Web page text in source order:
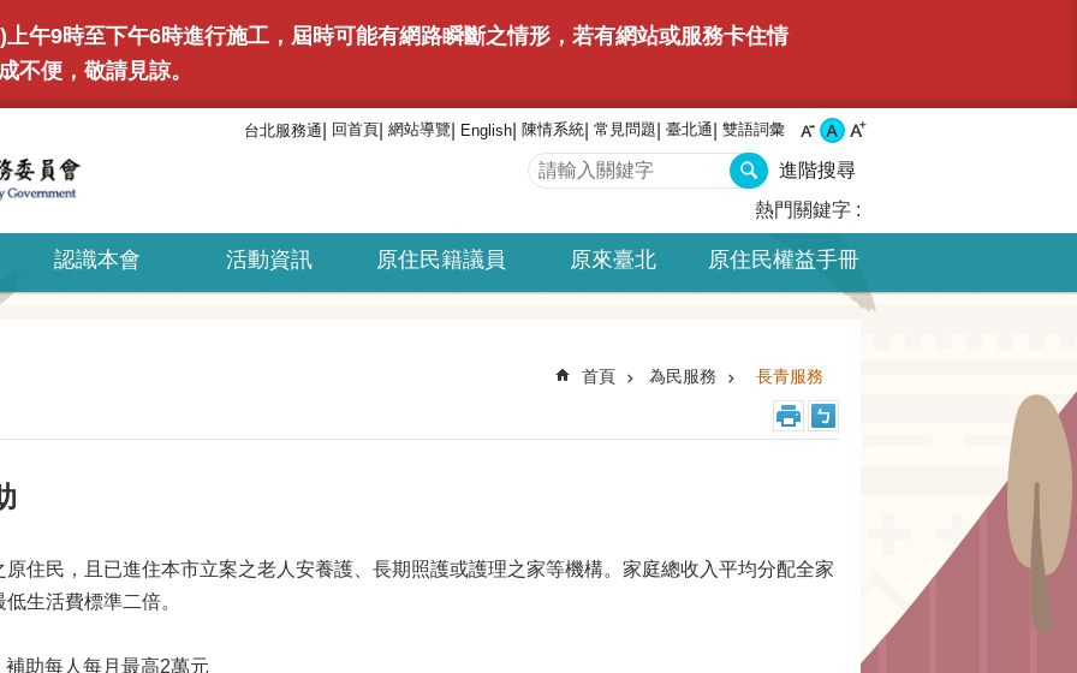
午9時至下午6時進行施工，屆時可能有網路瞬斷之情形，若有網站或服務卡住情
不便，敬請見諒。
台北服務通 回首頁 網站導覽 English 陳情系統 常見問題 臺北通 雙語詞彙
進階搜尋
熱門關鍵字
認識本會 活動資訊 原住民籍議員 原來臺北 原住民權益手冊
首頁 為民服務 長青服務
住民，且已進住本市立案之老人安養護、長期照護或護理之家等機構。家庭總收入平均分配全家
生活費標準二倍。
助每人每月最高2萬元